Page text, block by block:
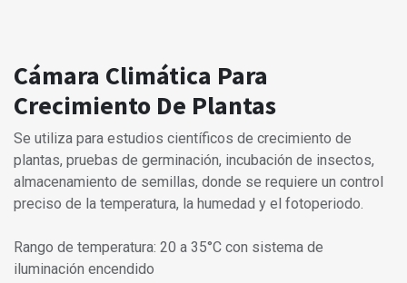
Cámara Climática Para
Crecimiento De Plantas
Se utiliza para estudios científicos de crecimiento de
plantas, pruebas de germinación, incubación de insectos,
almacenamiento de semillas, donde se requiere un control
preciso de la temperatura, la humedad y el fotoperiodo.
Rango de temperatura: 20 a 35°C con sistema de
iluminación encendido